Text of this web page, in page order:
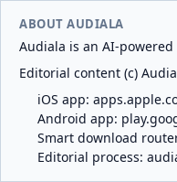
ABOUT AUDIALA
Audiala is an AI-
Editorial content (c)
iOS app:
Android app:
Smart download
Editorial process: